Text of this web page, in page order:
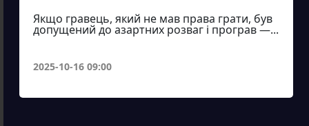
Якщо гравець, який не мав права грати, був
допущений до азартних розваг і програв —...
2025-10-16 09:00